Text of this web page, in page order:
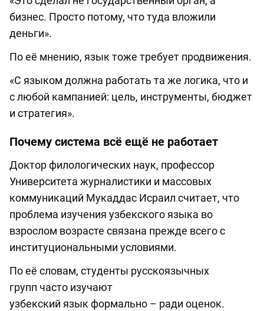
бизнес. Просто потому, что туда вложили
деньги».
По её мнению, язык тоже требует продвижения.
«С языком должна работать та же логика, что и
с любой кампанией: цель, инструменты, бюджет
и стратегия».
Почему система всё ещё не работает
Доктор филологических наук, профессор
Университета журналистики и массовых
коммуникаций Мукаддас Исраил считает, что
проблема изучения узбекского языка во
взрослом возрасте связана прежде всего с
институциональными условиями.
По её словам, студенты русскоязычных
групп часто изучают
узбекский язык формально – ради оценок.